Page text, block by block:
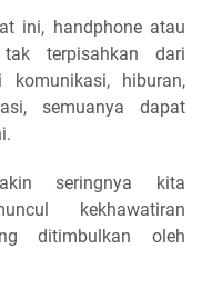
ini, handphone atau
terpisahkan dari
komunikasi, hiburan,
semuanya dapat
seringnya kita
kekhawatiran
ditimbulkan oleh